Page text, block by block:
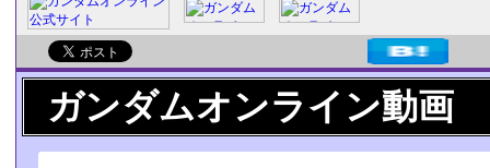
ガンダムオンライン動画